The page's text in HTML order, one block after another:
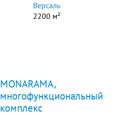
Версаль
2200 м²
MONARAMA,
многофункциональный
комплекс